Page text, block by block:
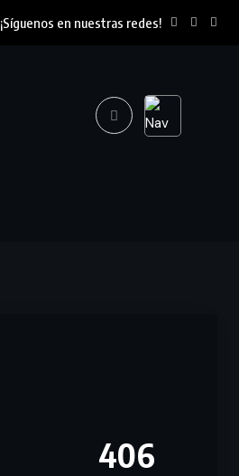
¡Síguenos en nuestras redes!
406